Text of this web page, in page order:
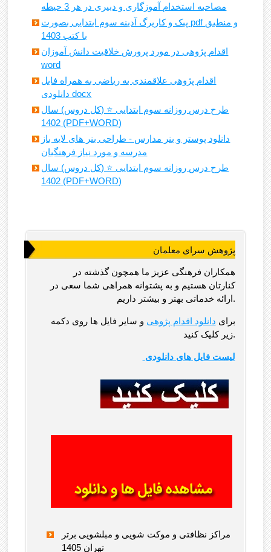
مصاحبه استخدام آموزگاری و دبیری در هر 3 حیطه
پیک و کاربرگ آدینه سوم ابتدایی بصورت pdf و منطبق
با کتب 1403
اقدام پژوهی در مورد پرورش خلاقیت دانش آموزان
word
اقدام پژوهی علاقمندی به ریاضی به همراه فایل
دانلودی docx
طرح درس روزانه سوم ابتدایی ⭐️ (کل دروس) سال
1402 (PDF+WORD)
دانلود پوستر و بنر مدارس - طراحی بنر های لایه باز
مدرسه و مورد نیاز فرهنگیان
طرح درس روزانه سوم ابتدایی ⭐️ (کل دروس) سال
1402 (PDF+WORD)
پژوهش سرای معلمان
همکاران فرهنگی عزیز ما همچون گذشته در
کنارتان هستیم و به پشتوانه همراهی شما سعی در
ارائه خدماتی بهتر و بیشتر داریم.
برای دانلود اقدام پژوهی و سایر فایل ها روی دکمه
زیر کلیک کنید.
لیست فایل های دانلودی
مراکز نظافتی و موکت شویی و مبلشویی برتر
تهران 1405